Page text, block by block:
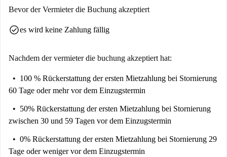
Bevor der Vermieter die Buchung akzeptiert
check_circlees wird keine Zahlung fällig
Nachdem der vermieter die buchung akzeptiert hat:
100 % Rückerstattung der ersten Mietzahlung bei Stornierung
60 Tage oder mehr vor dem Einzugstermin
50% Rückerstattung der ersten Mietzahlung bei Stornierung
zwischen 30 und 59 Tagen vor dem Einzugstermin
0% Rückerstattung der ersten Mietzahlung bei Stornierung 29
Tage oder weniger vor dem Einzugstermin